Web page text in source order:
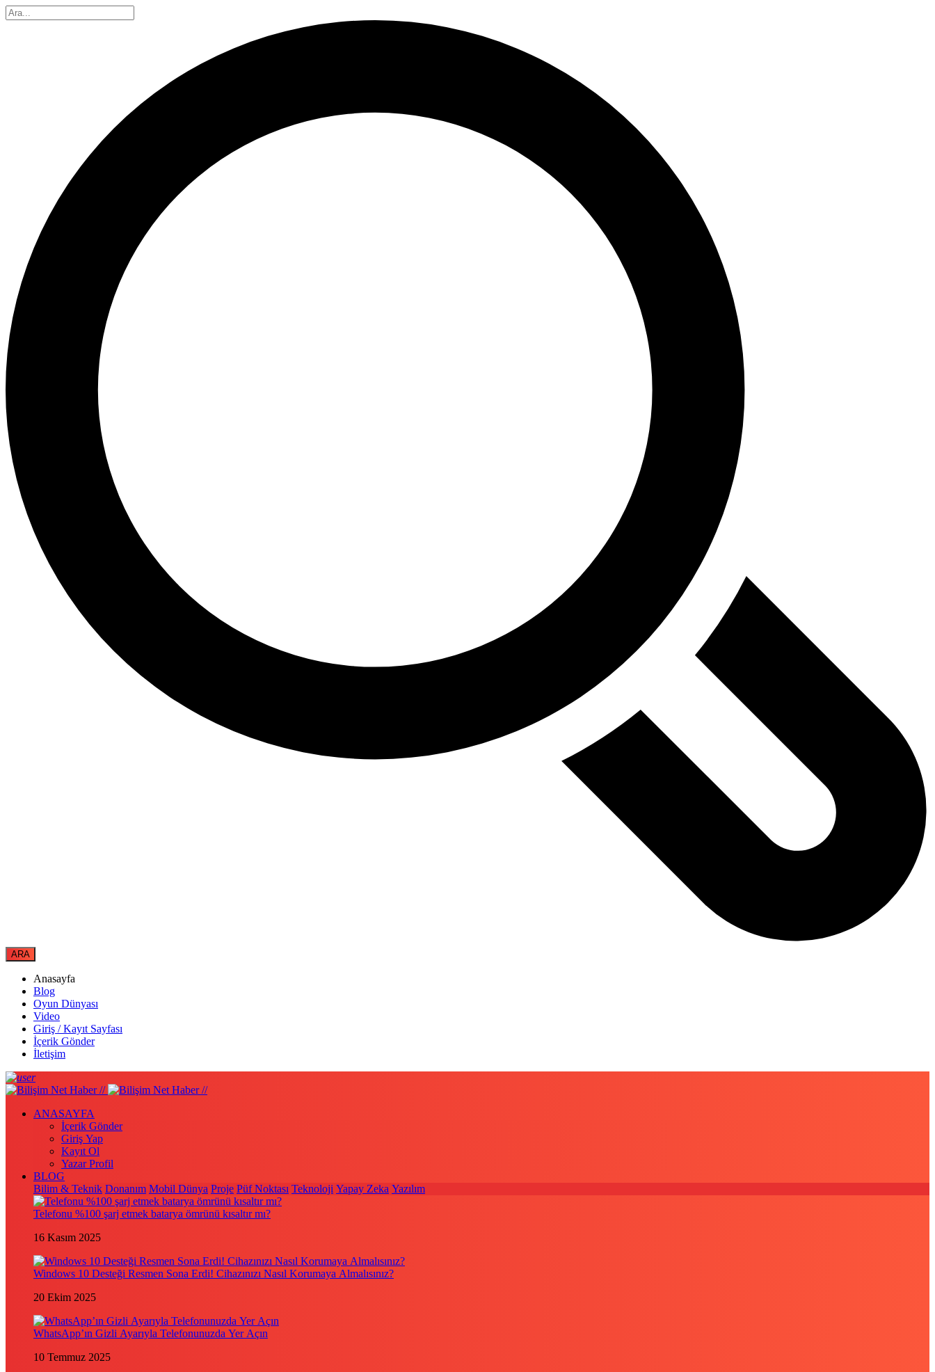
Anasayfa
Blog
Oyun Dünyası
Video
Giriş / Kayıt Sayfası
İçerik Gönder
İletişim
ANASAYFA
İçerik Gönder
Giriş Yap
Kayıt Ol
Yazar Profil
BLOG
Bilim & Teknik Donanım Mobil Dünya Proje Püf Noktası Teknoloji Yapay Zeka Yazılım
Telefonu %100 şarj etmek batarya ömrünü kısaltır mı?
16 Kasım 2025
Windows 10 Desteği Resmen Sona Erdi! Cihazınızı Nasıl Korumaya Almalısınız?
20 Ekim 2025
WhatsApp’ın Gizli Ayarıyla Telefonunuzda Yer Açın
10 Temmuz 2025